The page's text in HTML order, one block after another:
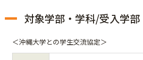
対象学部・学科/受入学
＜沖縄大学との学生交流協定＞